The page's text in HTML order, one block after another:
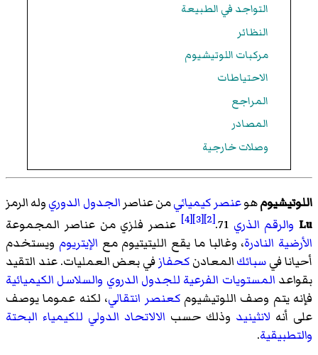
التواجد في الطبيعة
النظائر
مركبات اللوتيشيوم
الاحتياطات
المراجع
المصادر
وصلات خارجية
اللوتيشيومهوعنصر كيميائيمن عناصر الجدول الدوريوله الرمز
Lu والرقم الذري 71.
[2]
[3]
[4]
عنصر فلزي من عناصر المجموعة
الأرضية النادرة، وغالبا ما يقع الليتيتيوم مع الإيتريوم ويستخدم
أحيانا فيسبائكالمعادنكحفازفي بعض العمليات. عند التقيد
بقواعد المستويات الفرعية للجدول الدروي والسلاسل الكيميائية
فإنه يتم وصف اللوتيشيومكعنصر انتقالي، لكنه عموما يوصف
على أنه لانثينيد وذلك حسب الالاتحاد الدولي للكيمياء البحتة
والتطبيقية.